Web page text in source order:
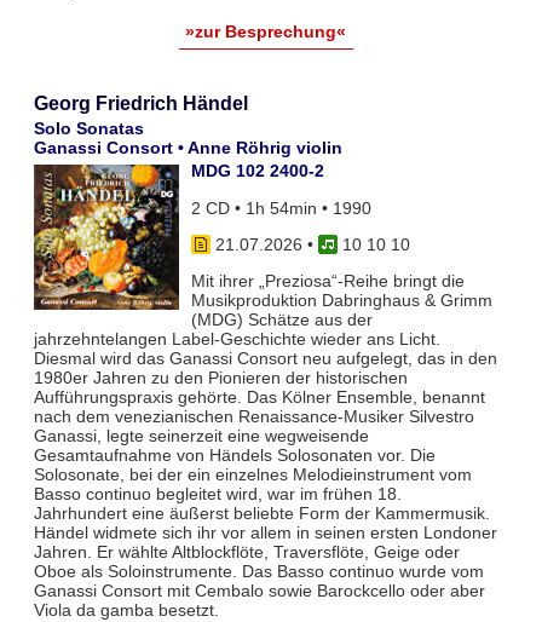
»zur Besprechung«
Georg Friedrich Händel
Solo Sonatas
Ganassi Consort • Anne Röhrig violin
MDG 102 2400-2
2 CD • 1h 54min • 1990
21.07.2026 •
10 10 10
Mit ihrer „Preziosa“-Reihe bringt die
Musikproduktion Dabringhaus & Grimm
(MDG) Schätze aus der
jahrzehntelangen Label-Geschichte wieder ans Licht.
Diesmal wird das Ganassi Consort neu aufgelegt, das in den
1980er Jahren zu den Pionieren der historischen
Aufführungspraxis gehörte. Das Kölner Ensemble, benannt
nach dem venezianischen Renaissance-Musiker Silvestro
Ganassi, legte seinerzeit eine wegweisende
Gesamtaufnahme von Händels Solosonaten vor. Die
Solosonate, bei der ein einzelnes Melodieinstrument vom
Basso continuo begleitet wird, war im frühen 18.
Jahrhundert eine äußerst beliebte Form der Kammermusik.
Händel widmete sich ihr vor allem in seinen ersten Londoner
Jahren. Er wählte Altblockflöte, Traversflöte, Geige oder
Oboe als Soloinstrumente. Das Basso continuo wurde vom
Ganassi Consort mit Cembalo sowie Barockcello oder aber
Viola da gamba besetzt.